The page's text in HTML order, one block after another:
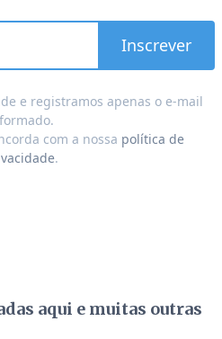
e registramos apenas o e-mail
com a nossa política de
.
aqui e muitas outras